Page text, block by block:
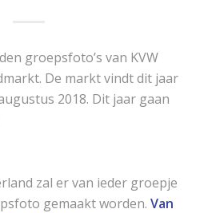
groepsfoto’s van KVW
De markt vindt dit jaar
2018. Dit jaar gaan
zal er van ieder groepje
gemaakt worden. Van